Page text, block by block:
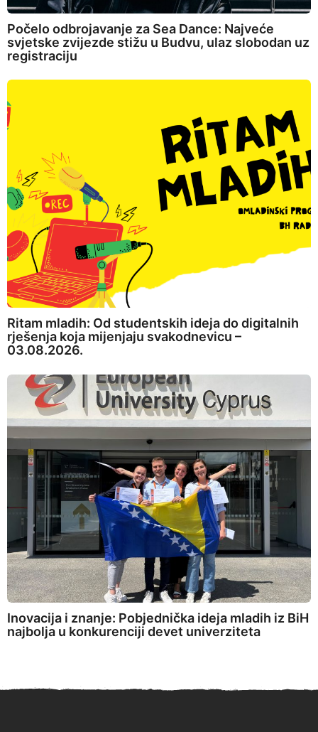
Počelo odbrojavanje za Sea Dance: Najveće
svjetske zvijezde stižu u Budvu, ulaz slobodan uz
registraciju
Ritam mladih: Od studentskih ideja do digitalnih
rješenja koja mijenjaju svakodnevicu –
03.08.2026.
Inovacija i znanje: Pobjednička ideja mladih iz BiH
najbolja u konkurenciji devet univerziteta